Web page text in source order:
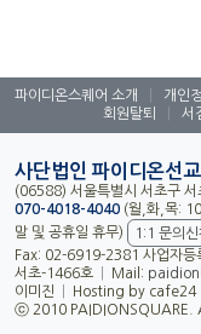
파이디온스퀘어 소개 개인
회원탈퇴
서
사단법인 파이디온선교
(06588) 서울특별시 서초구
070-4018-4040 (월,화,목:
말 및 공휴일 휴무)
1:1 문의신
Fax: 02-6919-2381 사업자
서초-1466호
Mail:
이미진
Hosting by cafe24
ⓒ 2010 PAIDIONSQUARE.